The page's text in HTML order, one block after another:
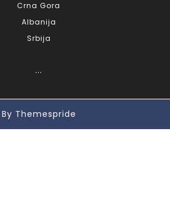
Crna Gora
Albanija
Srbija
...
By Themespride